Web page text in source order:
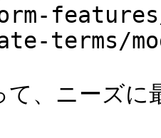
terms/
て、ニーズ